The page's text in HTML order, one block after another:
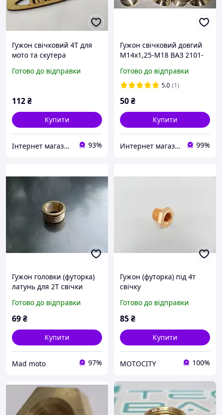
Гужон свічковий 4Т для
мото та скутера
Готово до відправки
112₴
Купити
Інтернет магазин RedFoxMoto запчастини до мототехніки 93%
Гужон свічковий довгий
M14x1,25-M18 ВАЗ 2101-
Готово до відправки
5.0 (1)
50₴
Купити
Интернет магазин АвтоМир 99%
Гужон головки (футорка)
латунь для 2T свічки
Готово до відправки
69₴
Купити
Mad moto 97%
Гужон (футорка) під 4т
свічку
Готово до відправки
85₴
Купити
MOTOCITY 100%